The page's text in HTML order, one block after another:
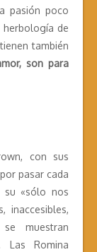
pasión poco
herbología de
también
son para
con sus
pasar cada
«sólo nos
inaccesibles,
muestran
Las Romina